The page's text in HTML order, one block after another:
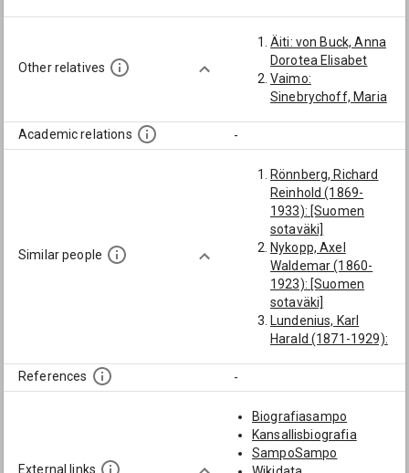
Other relatives
Äiti: von Buck, Anna
Dorotea Elisabet
Vaimo:
Sinebrychoff, Maria
Academic relations -
Similar people
Rönnberg, Richard
Reinhold (1869-
1933): [Suomen
sotaväki]
Nykopp, Axel
Waldemar (1860-
1923): [Suomen
sotaväki]
Lundenius, Karl
Harald (1871-1929):
Valdemar (1875-
1937): [Suomen
sotaväki]
von Winther, Georg
Gustaf (1825-1901):
References -
External links
Biografiasampo
Kansallisbiografia
SampoSampo